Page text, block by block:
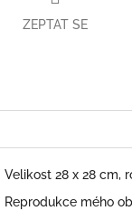
ZEPTAT SE
Velikost 28 x 28 cm,
Reprodukce mého